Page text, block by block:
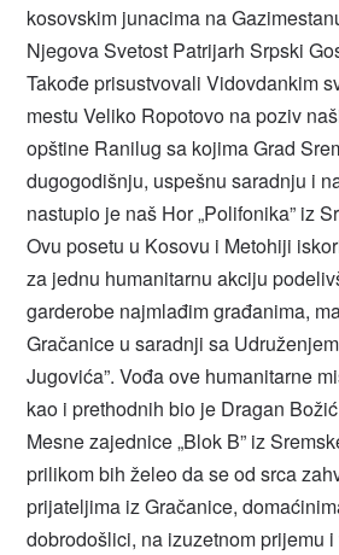
kosovskim junacima na
Njegova Svetost Patrijarh Srpski
Takođe prisustvovali Vidovdankim
mestu Veliko Ropotovo na poziv
opštine Ranilug sa kojima Grad
dugogodišnju, uspešnu saradnju i
nastupio je naš Hor „Polifonika” iz
Ovu posetu u Kosovu i Metohiji
za jednu humanitarnu akciju
garderobe najmlađim građanima,
Gračanice u saradnji sa
Jugovića”. Vođa ove humanitarne
kao i prethodnih bio je Dragan
Mesne zajednice „Blok B” iz
prilikom bih želeo da se od srca
prijateljima iz Gračanice,
dobrodošlici, na izuzetnom prijemu